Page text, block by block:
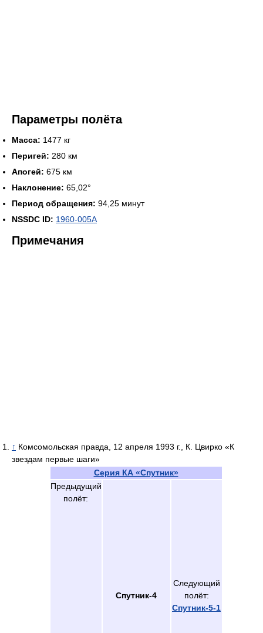
Параметры полёта
Масса: 1477 кг
Перигей: 280 км
Апогей: 675 км
Наклонение: 65,02°
Период обращения: 94,25 минут
NSSDC ID: 1960-005A
Примечания
↑ Комсомольская правда, 12 апреля 1993 г., К. Цвирко «К
звездам первые шаги»
Серия КА «Спутник»
Предыдущий
полёт:
Спутник-4
Следующий
полёт:
Спутник-5-1